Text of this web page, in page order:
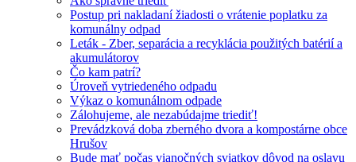
Postup pri nakladaní žiadosti o vrátenie poplatku za
komunálny odpad
Leták - Zber, separácia a recyklácia použitých batérií a
akumulátorov
Čo kam patrí?
Úroveň vytriedeného odpadu
Výkaz o komunálnom odpade
Zálohujeme, ale nezabúdajme triediť!
Prevádzková doba zberného dvora a kompostárne obce
Hrušov
Bude mať počas vianočných sviatkov dôvod na oslavu